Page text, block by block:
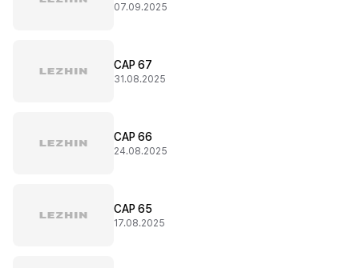
07.09.2025
CAP 67
31.08.2025
CAP 66
24.08.2025
CAP 65
17.08.2025